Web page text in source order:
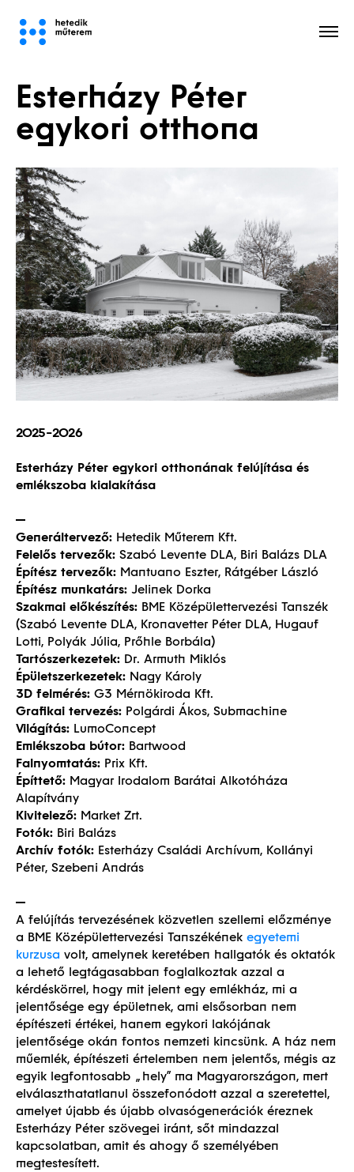
Minden
Esterházy Péter
egykori otthona
2025-2026
Esterházy Péter egykori otthonának felújítása és
emlékszoba kialakítása
Generáltervező: Hetedik Műterem Kft.
Felelős tervezők: Szabó Levente DLA, Biri Balázs DLA
Építész tervezők: Mantuano Eszter, Rátgéber László
Építész munkatárs: Jelinek Dorka
Szakmai előkészítés: BME Középülettervezési Tanszék
(Szabó Levente DLA, Kronavetter Péter DLA, Hugauf
Lotti, Polyák Júlia, Prőhle Borbála)
Tartószerkezetek: Dr. Armuth Miklós
Épületszerkezetek: Nagy Károly
3D felmérés: G3 Mérnökiroda Kft.
Grafikai tervezés: Polgárdi Ákos, Submachine
Világítás: LumoConcept
Emlékszoba bútor: Bartwood
Falnyomtatás: Prix Kft.
Építtető: Magyar Irodalom Barátai Alkotóháza
Alapítvány
Kivitelező: Market Zrt.
Fotók: Biri Balázs
Archív fotók: Esterházy Családi Archívum, Kollányi
Péter, Szebeni András
A felújítás tervezésének közvetlen szellemi előzménye
a BME Középülettervezési Tanszékének egyetemi
kurzusa volt, amelynek keretében hallgatók és oktatók
a lehető legtágasabban foglalkoztak azzal a
kérdéskörrel, hogy mit jelent egy emlékház, mi a
jelentősége egy épületnek, ami elsősorban nem
építészeti értékei, hanem egykori lakójának
jelentősége okán fontos nemzeti kincsünk. A ház nem
műemlék, építészeti értelemben nem jelentős, mégis az
egyik legfontosabb „hely” ma Magyarországon, mert
elválaszthatatlanul összefonódott azzal a szeretettel,
amelyet újabb és újabb olvasógenerációk éreznek
Esterházy Péter szövegei iránt, sőt mindazzal
kapcsolatban, amit és ahogy ő személyében
megtestesített.